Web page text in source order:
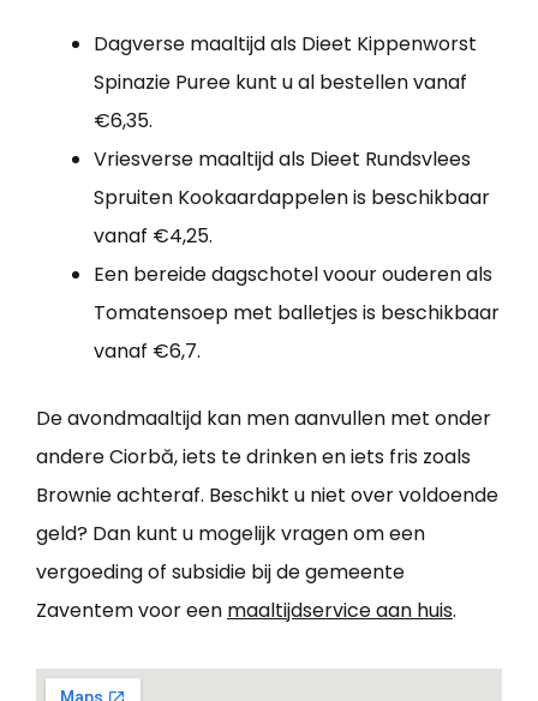
Dagverse maaltijd als Dieet Kippenworst
Spinazie Puree kunt u al bestellen vanaf
€6,35.
Vriesverse maaltijd als Dieet Rundsvlees
Spruiten Kookaardappelen is beschikbaar
vanaf €4,25.
Een bereide dagschotel voour ouderen als
Tomatensoep met balletjes is beschikbaar
vanaf €6,7.
De avondmaaltijd kan men aanvullen met onder
andere Ciorbă, iets te drinken en iets fris zoals
Brownie achteraf. Beschikt u niet over voldoende
geld? Dan kunt u mogelijk vragen om een
vergoeding of subsidie bij de gemeente
Zaventem voor een maaltijdservice aan huis.